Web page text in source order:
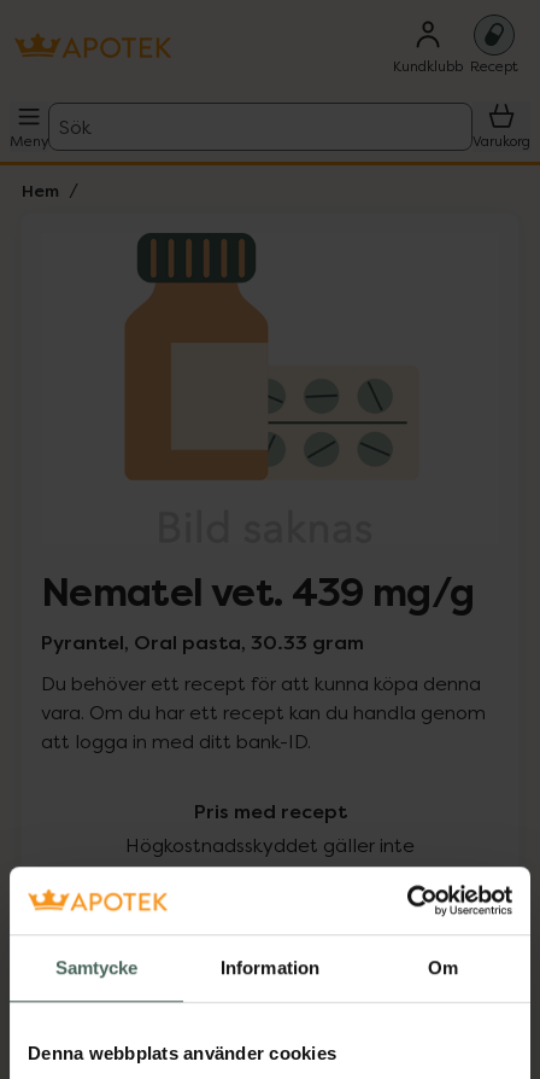
Samtycke Information Om
Denna webbplats använder cookies
Kundklubb Recept
Meny
Sök
Varukorg
Hem
Lista: . Innehåller 1 objekt.
Nematel vet. 439 mg/g
Pyrantel, Oral pasta, 30.33 gram
Du behöver ett recept för att kunna köpa denna
vara. Om du har ett recept kan du handla genom
att logga in med ditt bank-ID.
Pris med recept
Högkostnadsskyddet gäller inte
126,50 kr
I apotek: 126,50 kr